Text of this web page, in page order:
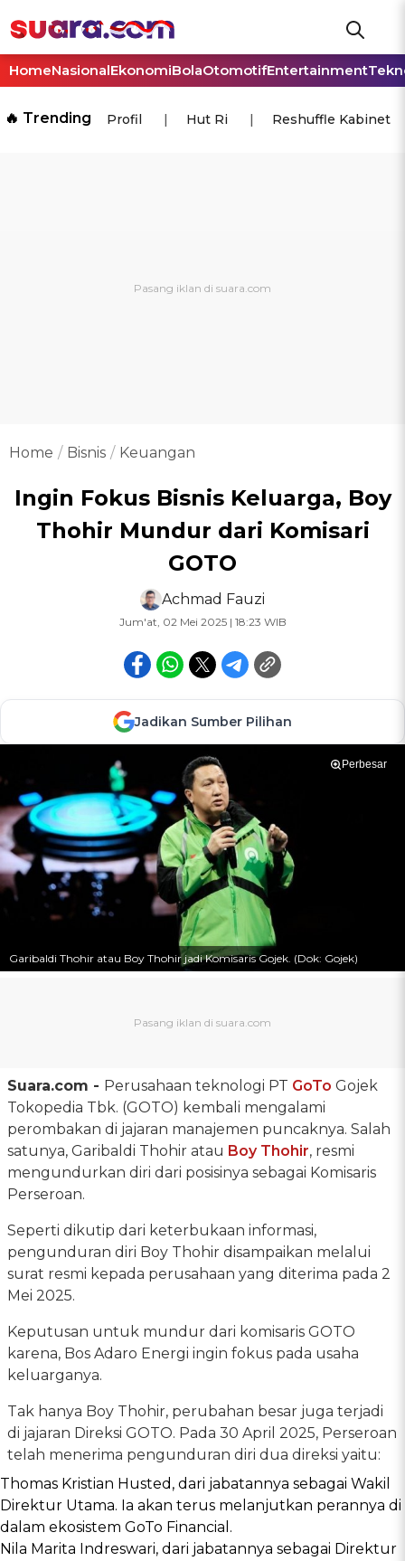
HomeNasionalEkonomiBolaOtomotifEntertainment
🔥 Trending Profil Hut Ri Reshuffle Kabinet
Home Bisnis Keuangan
Ingin Fokus Bisnis Keluarga, Boy
Thohir Mundur dari Komisari
GOTO
Achmad Fauzi
Jum'at, 02 Mei 2025 | 18:23 WIB
Jadikan Sumber Pilihan
Perbesar
Garibaldi Thohir atau Boy Thohir jadi Komisaris Gojek. (Dok: Gojek)
Suara.com - Perusahaan teknologi PT GoTo Gojek
Tokopedia Tbk. (GOTO) kembali mengalami
perombakan di jajaran manajemen puncaknya. Salah
satunya, Garibaldi Thohir atau Boy Thohir, resmi
mengundurkan diri dari posisinya sebagai Komisaris
Perseroan.
Seperti dikutip dari keterbukaan informasi,
pengunduran diri Boy Thohir disampaikan melalui
surat resmi kepada perusahaan yang diterima pada 2
Mei 2025.
Keputusan untuk mundur dari komisaris GOTO
karena, Bos Adaro Energi ingin fokus pada usaha
keluarganya.
Tak hanya Boy Thohir, perubahan besar juga terjadi
di jajaran Direksi GOTO. Pada 30 April 2025, Perseroan
telah menerima pengunduran diri dua direksi yaitu:
Thomas Kristian Husted, dari jabatannya sebagai Wakil
Direktur Utama. Ia akan terus melanjutkan perannya di
dalam ekosistem GoTo Financial.
Nila Marita Indreswari, dari jabatannya sebagai Direktur